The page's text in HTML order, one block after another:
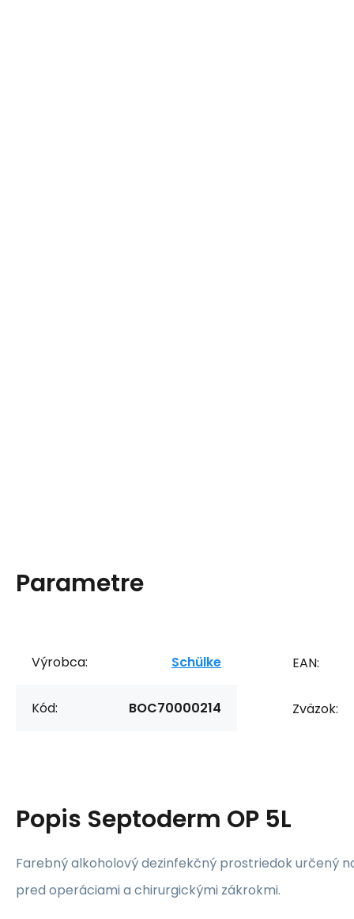
Parametre
Výrobca: Schülke
Kód: BOC70000214
EAN:
Zväzok:
Popis Septoderm OP 5L
Farebný alkoholový dezinfekčný prostriedok určený
pred operáciami a chirurgickými zákrokmi.